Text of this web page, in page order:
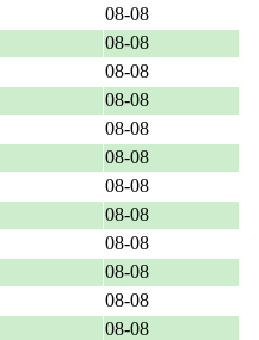
08-08
08-08
08-08
08-08
08-08
08-08
08-08
08-08
08-08
08-08
08-08
08-08